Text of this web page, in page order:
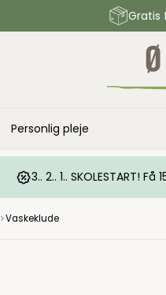
Gratis
Personlig pleje
3.. 2.. 1.. SKOLESTART!
Vaskeklude